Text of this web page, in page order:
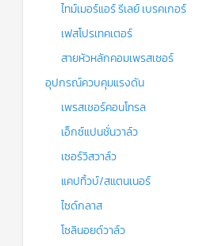
ไทม์เมอร์แอร์ รีเลย์ เบรคเกอร์
เฟสโปรเทคเตอร์
สายหัวหลักคอมเพรสเซอร์
อุปกรณ์ควบคุมแรงดัน
เพรสเชอร์คอนโทรล
เอ็กซ์แปนชั่นวาล์ว
เซอร์วิสวาล์ว
แคปทิ้วบ์/สแตนเนอร์
ไซด์กลาส
โซลินอยด์วาล์ว